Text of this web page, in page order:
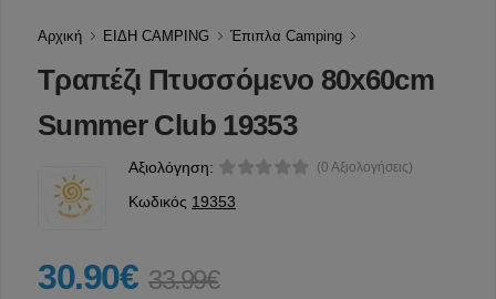
Αρχική ΕΙΔΗ CAMPING Έπιπλα Camping
Τραπέζι Πτυσσόμενο 80x60cm
Summer Club 19353
Αξιολόγηση: (0 Αξιολογήσεις)
Κωδικός 19353
30.90€ 33.99€